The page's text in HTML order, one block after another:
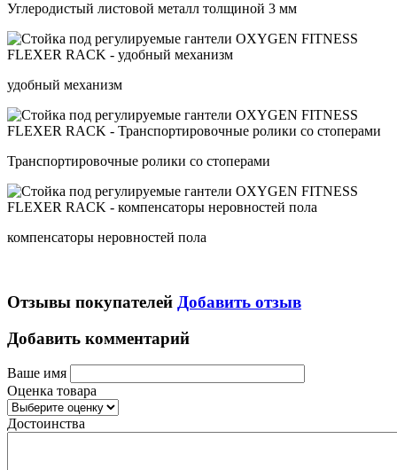
Углеродистый листовой металл толщиной 3 мм
удобный механизм
Транспортировочные ролики со стоперами
компенсаторы неровностей пола
Отзывы покупателей Добавить отзыв
Добавить комментарий
Ваше имя
Оценка товара
Достоинства